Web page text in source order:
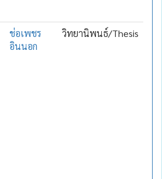
ช่อเพชร
อินนอก
วิทยานิพนธ์/Thesis